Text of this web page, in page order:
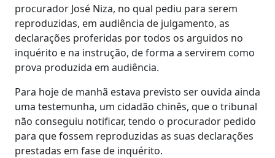
procurador José Niza, no qual pediu para serem
reproduzidas, em audiência de julgamento, as
declarações proferidas por todos os arguidos no
inquérito e na instrução, de forma a servirem como
prova produzida em audiência.
Para hoje de manhã estava previsto ser ouvida ainda
uma testemunha, um cidadão chinês, que o tribunal
não conseguiu notificar, tendo o procurador pedido
para que fossem reproduzidas as suas declarações
prestadas em fase de inquérito.